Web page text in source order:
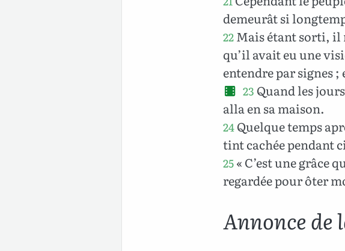
demeurât si
22 Mais étant sorti,
qu’il avait eu une
entendre par signes
23 Quand les
alla en sa maison.
24Quelque temps
tint cachée pendant
25« C’est une grâce
regardée pour ôter
Annonce de